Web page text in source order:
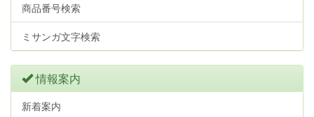
商品番号検索
ミサンガ文字検索
情報案内
新着案内